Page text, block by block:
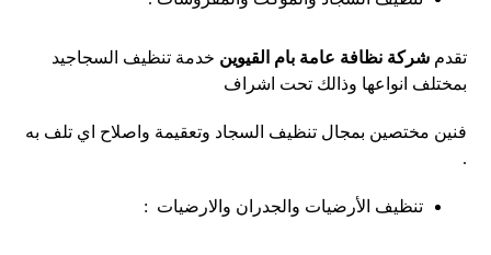
تقدمشركة نظافة عامة بام القيوين خدمة تنظيف السجاجيد
بمختلف انواعها وذالك تحت اشراف
فنين مختصين بمجال تنظيف السجاد وتعقيمة واصلاح اي تلف به
.
تنظيف الأرضيات والجدران والارضيات :